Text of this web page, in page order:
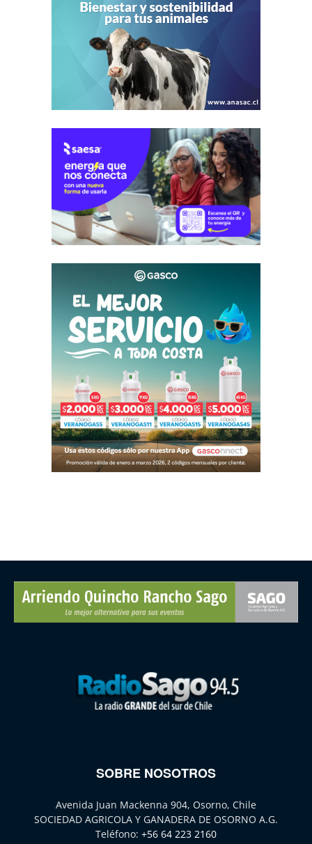
SOBRE NOSOTROS
Avenida Juan Mackenna 904, Osorno, Chile
SOCIEDAD AGRICOLA Y GANADERA DE OSORNO A.G.
Teléfono: +56 64 223 2160